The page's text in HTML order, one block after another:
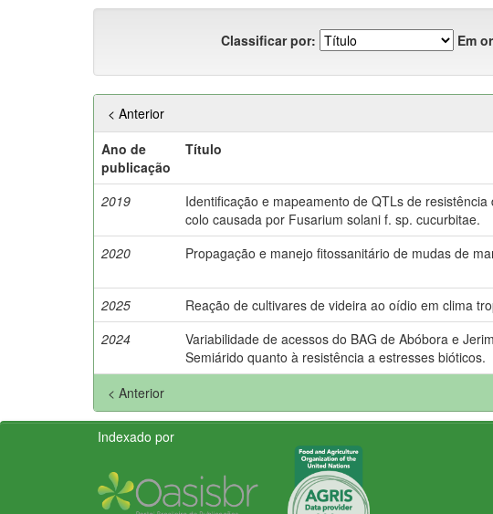
Classificar por: Em
< Anterior
Ano de
publicação
Título
2019
Identificação e mapeamento de QTLs de
colo causada por Fusarium solani f. sp. cucurbitae.
2020
Propagação e manejo fitossanitário de mudas de
2025
Reação de cultivares de videira ao oídio em clima
2024
Variabilidade de acessos do BAG de Abóbora e
Semiárido quanto à resistência a estresses bióticos.
< Anterior
Indexado por